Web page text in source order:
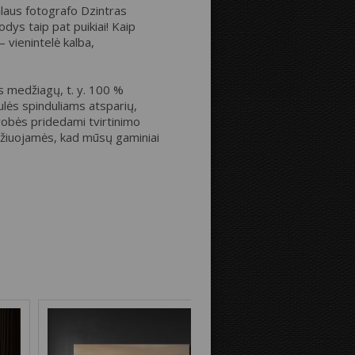
Atstumas iki kraštų:
Drobės krašteliai:
fotografo Dzintras
taip pat puikiai! Kaip
vienintelė kalba,
medžiagų, t. y. 100 %
spinduliams atsparių,
pridedami tvirtinimo
kad mūsų gaminiai